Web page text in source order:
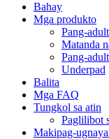
Bahay
Mga produkto
Pang-
Matanda
Pang-
Underpad
Balita
Mga FAQ
Tungkol sa atin
Paglilibot
Makipag-